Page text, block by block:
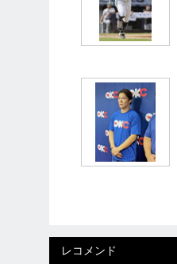
レコメンド